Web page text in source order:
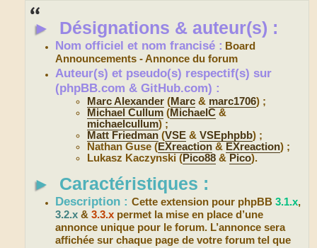
► Désignations & auteur(s) :
Nom officiel et nom francisé : Board
Announcements - Annonce du forum
Auteur(s) et pseudo(s) respectif(s) sur
(phpBB.com & GitHub.com) :
Marc Alexander(Marc& marc1706) ;
Michael Cullum(MichaelC&
michaelcullum) ;
Matt Friedman(VSE& VSEphpbb) ;
Nathan Guse (EXreaction& EXreaction) ;
Lukasz Kaczynski (Pico88& Pico).
► Caractéristiques :
Description :Cette extension pour phpBB3.1.x,
3.2.x &3.3.x permet la mise en place d’une
annonce unique pour le forum. L’annonce sera
affichée sur chaque page de votre forum tel que